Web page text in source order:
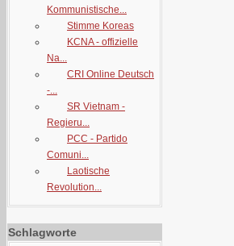
Kommunistische...
Stimme Koreas
KCNA - offizielle
Na...
CRI Online Deutsch
-...
SR Vietnam -
Regieru...
PCC - Partido
Comuni...
Laotische
Revolution...
Schlagworte